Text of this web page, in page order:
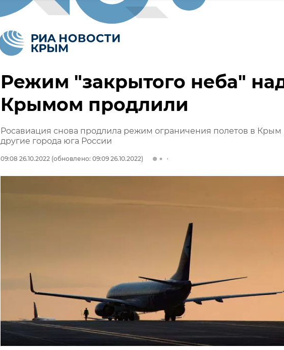
Режим "закрытого неба"
Крымом продлили
Росавиация снова продлила режим ограничения полетов в Крым
другие города юга России
09:08 26.10.2022 (обновлено: 09:09 26.10.2022)